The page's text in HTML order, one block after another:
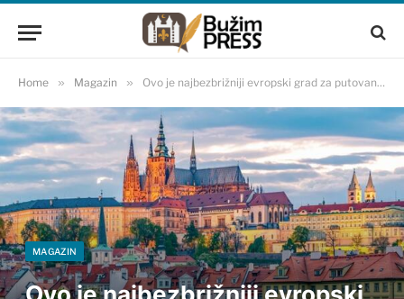
Home » Magazin » Ovo je najbezbrižniji evropski grad za putovanje s djecom
MAGAZIN